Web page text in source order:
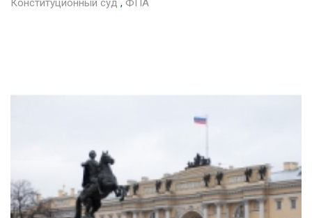
Конституционный суд , ФПА